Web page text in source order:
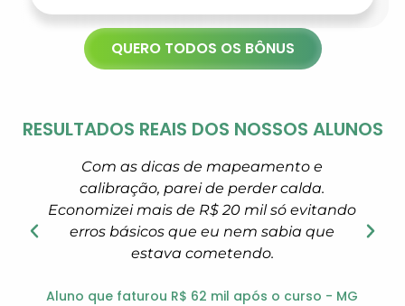
QUERO TODOS OS BÔNUS
RESULTADOS REAIS DOS NOSSOS ALUNOS
Com as dicas de mapeamento e
calibração, parei de perder calda.
Economizei mais de R$ 20 mil só evitando
erros básicos que eu nem sabia que
estava cometendo.
Aluno que faturou R$ 62 mil após o curso - MG